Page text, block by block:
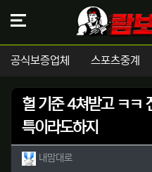
공식보증업체 스포츠중계
헐 기준 4쳐받고 ㅋㅋ
특이라도하지
작성자 정보
내맘대로